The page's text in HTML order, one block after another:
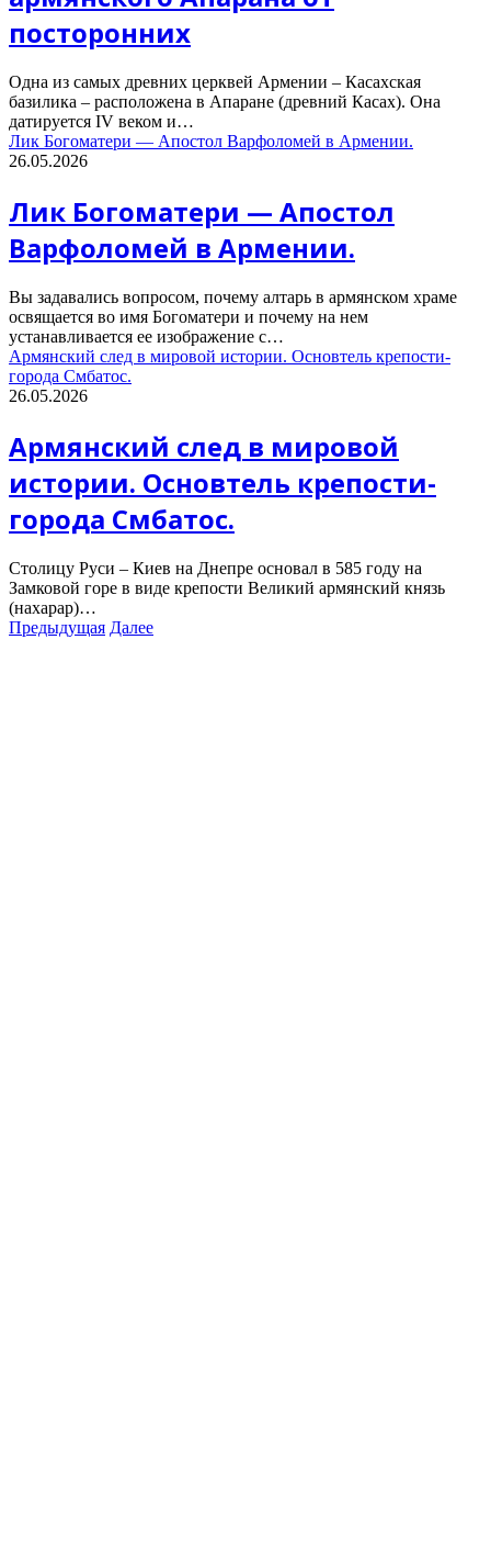
посторонних
Одна из самых древних церквей Армении – Касахская
базилика – расположена в Апаране (древний Касах). Она
датируется IV веком и…
Лик Богоматери — Апостол Варфоломей в Армении.
26.05.2026
Лик Богоматери — Апостол
Варфоломей в Армении.
Вы задавались вопросом, почему алтарь в армянском храме
освящается во имя Богоматери и почему на нем
устанавливается ее изображение с…
Армянский след в мировой истории. Основтель крепости-
города Смбатос.
26.05.2026
Армянский след в мировой
истории. Основтель крепости-
города Смбатос.
Столицу Руси – Киев на Днепре основал в 585 году на
Замковой горе в виде крепости Великий армянский князь
(нахарар)…
Предыдущая Далее